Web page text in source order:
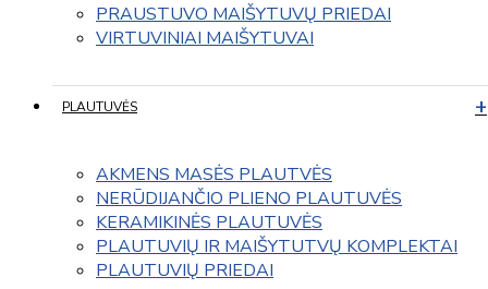
PRAUSTUVO MAIŠYTUVŲ PRIEDAI
VIRTUVINIAI MAIŠYTUVAI
PLAUTUVĖS
AKMENS MASĖS PLAUTVĖS
NERŪDIJANČIO PLIENO PLAUTUVĖS
KERAMIKINĖS PLAUTUVĖS
PLAUTUVIŲ IR MAIŠYTUTVŲ KOMPLEKTAI
PLAUTUVIŲ PRIEDAI